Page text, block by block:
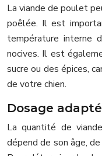
La viande de poulet
poêlée. Il est
température interne
nocives. Il est
sucre ou des épices,
de votre chien.
Dosage
La quantité de
dépend de son âge,